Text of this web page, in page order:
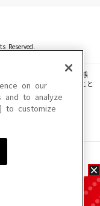
Reserved.
動画・音声等を、手段や形態
載、ファイル化などすること
場合があります。
があります。
on our
and to analyze
to customize